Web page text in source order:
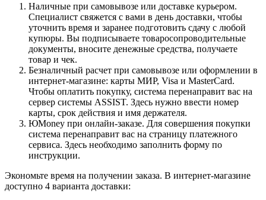
Наличные при самовывозе или доставке курьером.
Специалист свяжется с вами в день доставки, чтобы
уточнить время и заранее подготовить сдачу с любой
купюры. Вы подписываете товаросопроводительные
документы, вносите денежные средства, получаете
товар и чек.
Безналичный расчет при самовывозе или оформлении в
интернет-магазине: карты МИР, Visa и MasterCard.
Чтобы оплатить покупку, система перенаправит вас на
сервер системы ASSIST. Здесь нужно ввести номер
карты, срок действия и имя держателя.
ЮMoney при онлайн-заказе. Для совершения покупки
система перенаправит вас на страницу платежного
сервиса. Здесь необходимо заполнить форму по
инструкции.
Экономьте время на получении заказа. В интернет-магазине
доступно 4 варианта доставки: